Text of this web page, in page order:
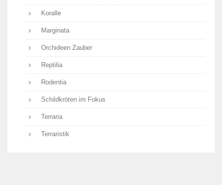
Koralle
Marginata
Orchideen Zauber
Reptilia
Rodentia
Schildkröten im Fokus
Terraria
Terraristik